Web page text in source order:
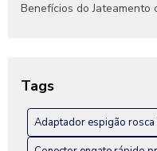
Benefícios do Jateamento
Como Escolher a
Projeto
Como Escolher a Melhor
para Seu Projeto
Tags
Adaptador espigão rosca